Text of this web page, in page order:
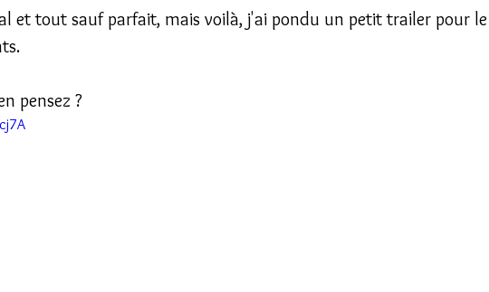
et tout sauf parfait, mais voilà, j'ai pondu un petit trailer pour le
pensez ?